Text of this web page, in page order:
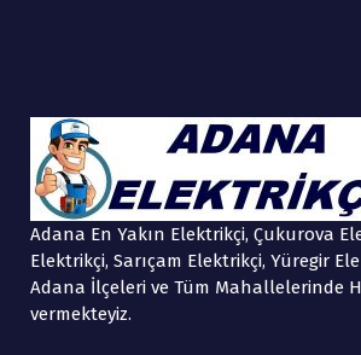
Adana En Yakın Elektrikçi, Çukurova
Elektrikçi, Sarıçam Elektrikçi, Yüregir
Adana İlçeleri ve Tüm Mahallelerinde
vermekteyiz.